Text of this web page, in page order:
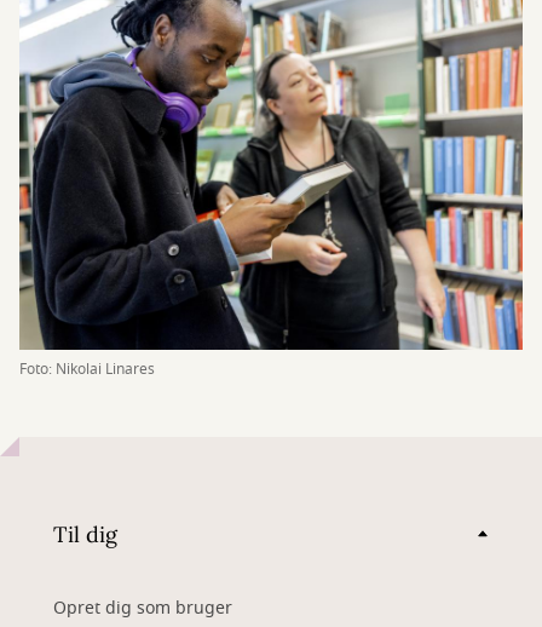
Foto: Nikolai Linares
Til dig
Opret dig som bruger